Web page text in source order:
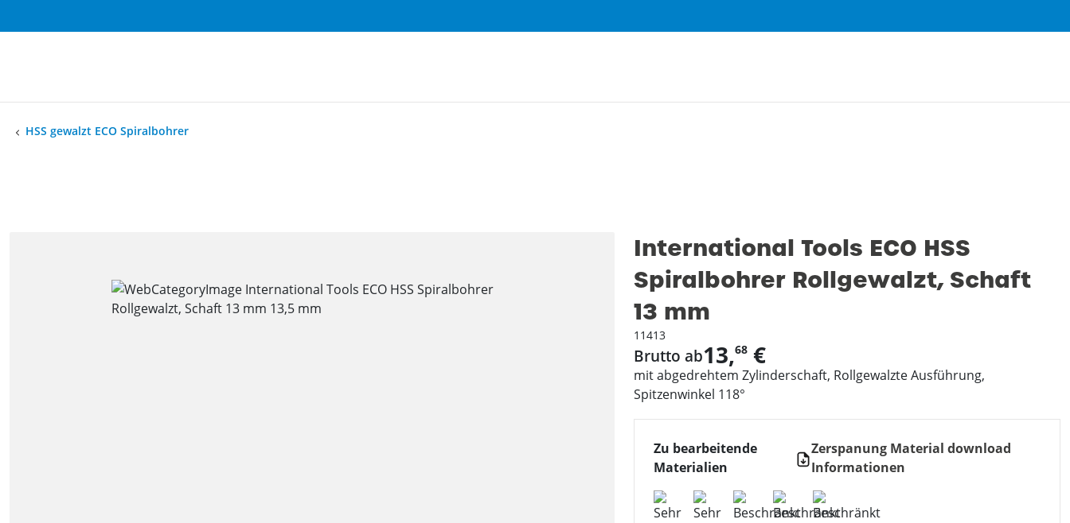
HSS gewalzt ECO Spiralbohrer
International Tools ECO HSS
Spiralbohrer Rollgewalzt, Schaft
13 mm
11413
Brutto ab13,68 €
mit abgedrehtem Zylinderschaft, Rollgewalzte Ausführung,
Spitzenwinkel 118°
Zu bearbeitende
Materialien
Zerspanung Material download
Informationen